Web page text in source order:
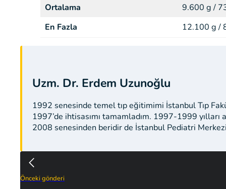
Ortalama
9.600 g /
En Fazla
12.100 g /
Uzm. Dr. Erdem Uzunoğlu
1992 senesinde temel tıp eğitimimi İstanbul Tıp
1997’de ihtisasımı tamamladım. 1997-1999
2008 senesinden beridir de İstanbul Pediatri
Önceki gönderi